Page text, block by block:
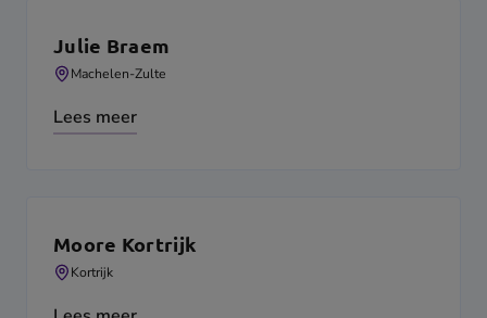
Julie Braem
Machelen-Zulte
Lees meer
Moore Kortrijk
Kortrijk